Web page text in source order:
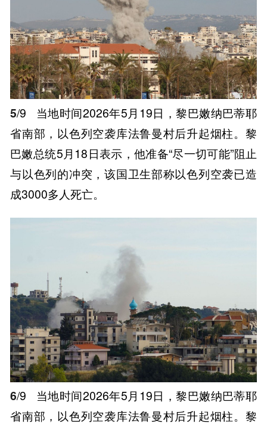
5/9
当地时间2026年5月19日，黎巴嫩纳巴蒂耶
省南部，以色列空袭库法鲁曼村后升起烟柱。黎
巴嫩总统5月18日表示，他准备“尽一切可能”阻止
与以色列的冲突，该国卫生部称以色列空袭已造
成3000多人死亡。
6/9
当地时间2026年5月19日，黎巴嫩纳巴蒂耶
省南部，以色列空袭库法鲁曼村后升起烟柱。黎